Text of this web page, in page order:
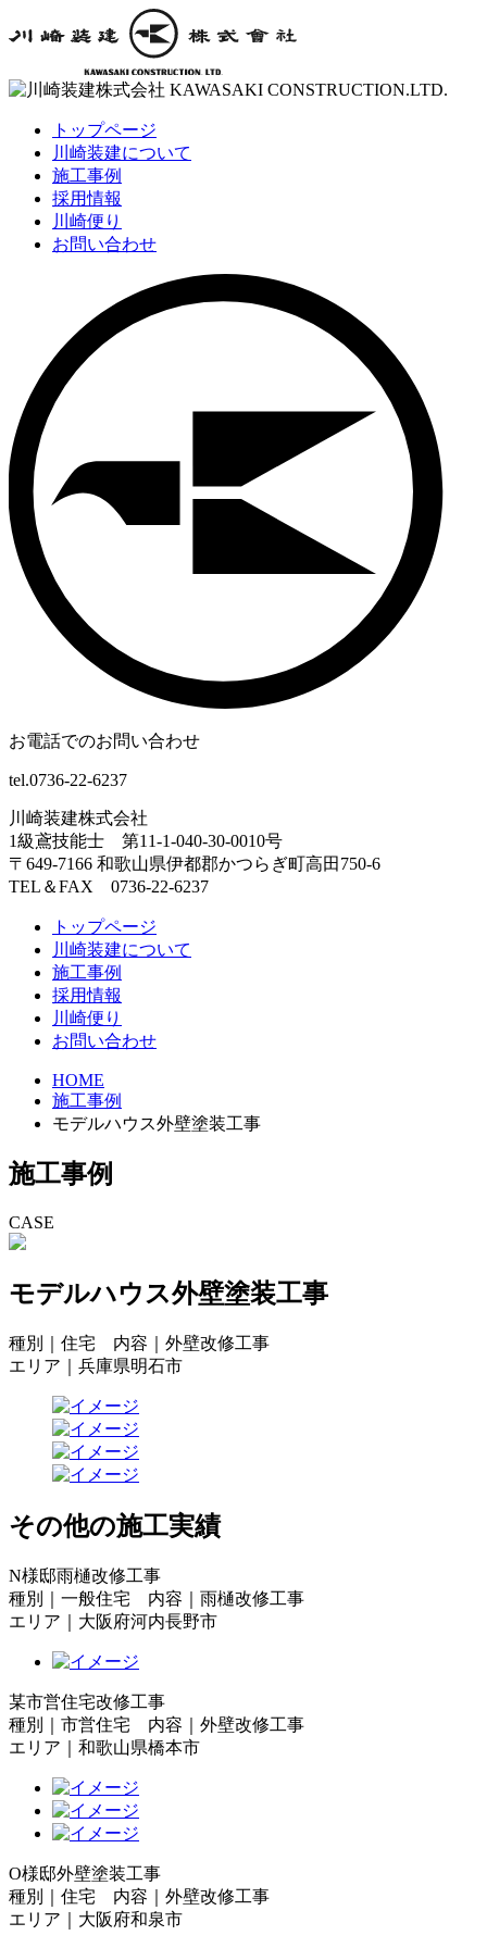
トップページ
川崎装建について
施工事例
採用情報
川崎便り
お問い合わせ
お電話でのお問い合わせ
tel.0736-22-6237
川崎装建株式会社
1級鳶技能士 第11-1-040-30-0010号
〒649-7166 和歌山県伊都郡かつらぎ町高田750-6
TEL＆FAX 0736-22-6237
トップページ
川崎装建について
施工事例
採用情報
川崎便り
お問い合わせ
HOME
施工事例
モデルハウス外壁塗装工事
施工事例
CASE
モデルハウス外壁塗装工事
種別｜住宅 内容｜外壁改修工事
エリア｜兵庫県明石市
その他の施工実績
N様邸雨樋改修工事
種別｜一般住宅 内容｜雨樋改修工事
エリア｜大阪府河内長野市
某市営住宅改修工事
種別｜市営住宅 内容｜外壁改修工事
エリア｜和歌山県橋本市
O様邸外壁塗装工事
種別｜住宅 内容｜外壁改修工事
エリア｜大阪府和泉市